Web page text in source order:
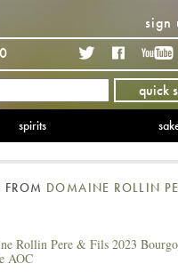
sign
TwitterFacebook
quick
spirits
FROM DOMAINE ROLLIN
Rollin Pere & Fils 2023
AOC